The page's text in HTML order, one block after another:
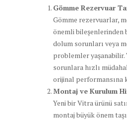
Gömme Rezervuar
Gömme rezervuarlar,
önemli bileşenlerinden
dolum sorunları veya
problemler yaşanabilir.
sorunlara hızlı
orijinal performansına
Montaj ve Kurulum
Yeni bir Vitra ürünü
montaj büyük önem